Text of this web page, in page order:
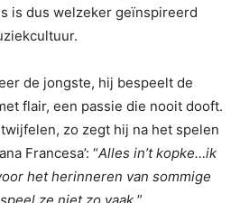
is dus welzeker geïnspireerd
de jongste, hij bespeelt de
flair, een passie die nooit dooft.
zo zegt hij na het spelen
Francesa’: “Alles in’t kopke…ik
het herinneren van sommige
ze niet zo vaak. ”